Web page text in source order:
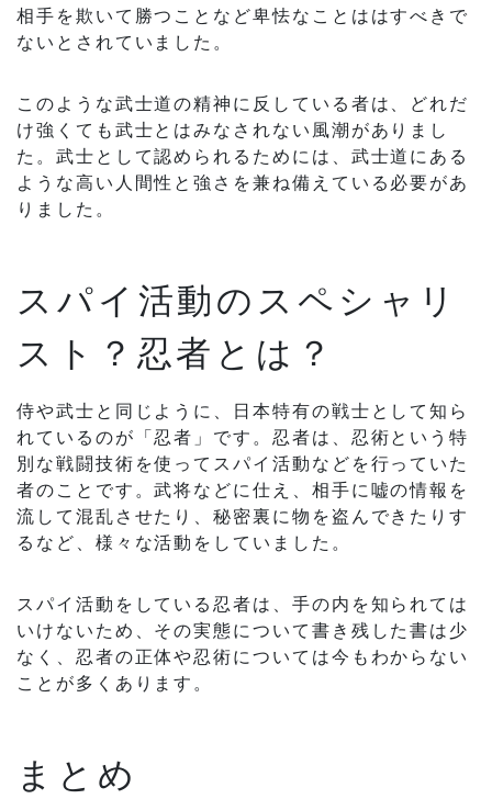
相手を欺いて勝つことなど卑怯なことははすべきで
ないとされていました。
このような武士道の精神に反している者は、どれだ
け強くても武士とはみなされない風潮がありまし
た。武士として認められるためには、武士道にある
ような高い人間性と強さを兼ね備えている必要があ
りました。
スパイ活動のスペシャリ
スト？忍者とは？
侍や武士と同じように、日本特有の戦士として知ら
れているのが「忍者」です。忍者は、忍術という特
別な戦闘技術を使ってスパイ活動などを行っていた
者のことです。武将などに仕え、相手に嘘の情報を
流して混乱させたり、秘密裏に物を盗んできたりす
るなど、様々な活動をしていました。
スパイ活動をしている忍者は、手の内を知られては
いけないため、その実態について書き残した書は少
なく、忍者の正体や忍術については今もわからない
ことが多くあります。
まとめ